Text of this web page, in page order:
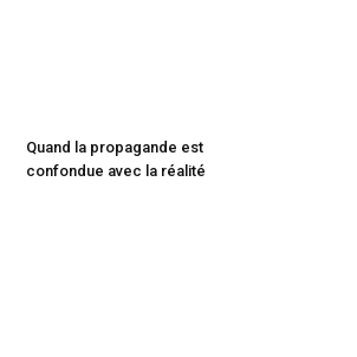
Quand la propagande est
confondue avec la réalité